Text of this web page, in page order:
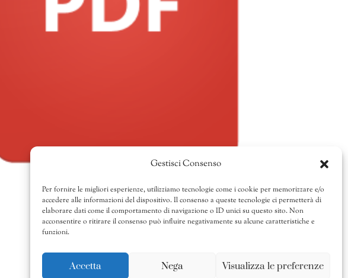
Gestisci Consenso
Per fornire le migliori esperienze, utilizziamo tecnologie come i cookie per memorizzare e/o
accedere alle informazioni del dispositivo. Il consenso a queste tecnologie ci permetterà di
elaborare dati come il comportamento di navigazione o ID unici su questo sito. Non
acconsentire o ritirare il consenso può influire negativamente su alcune caratteristiche e
funzioni.
Accetta Nega Visualizza le preferenze